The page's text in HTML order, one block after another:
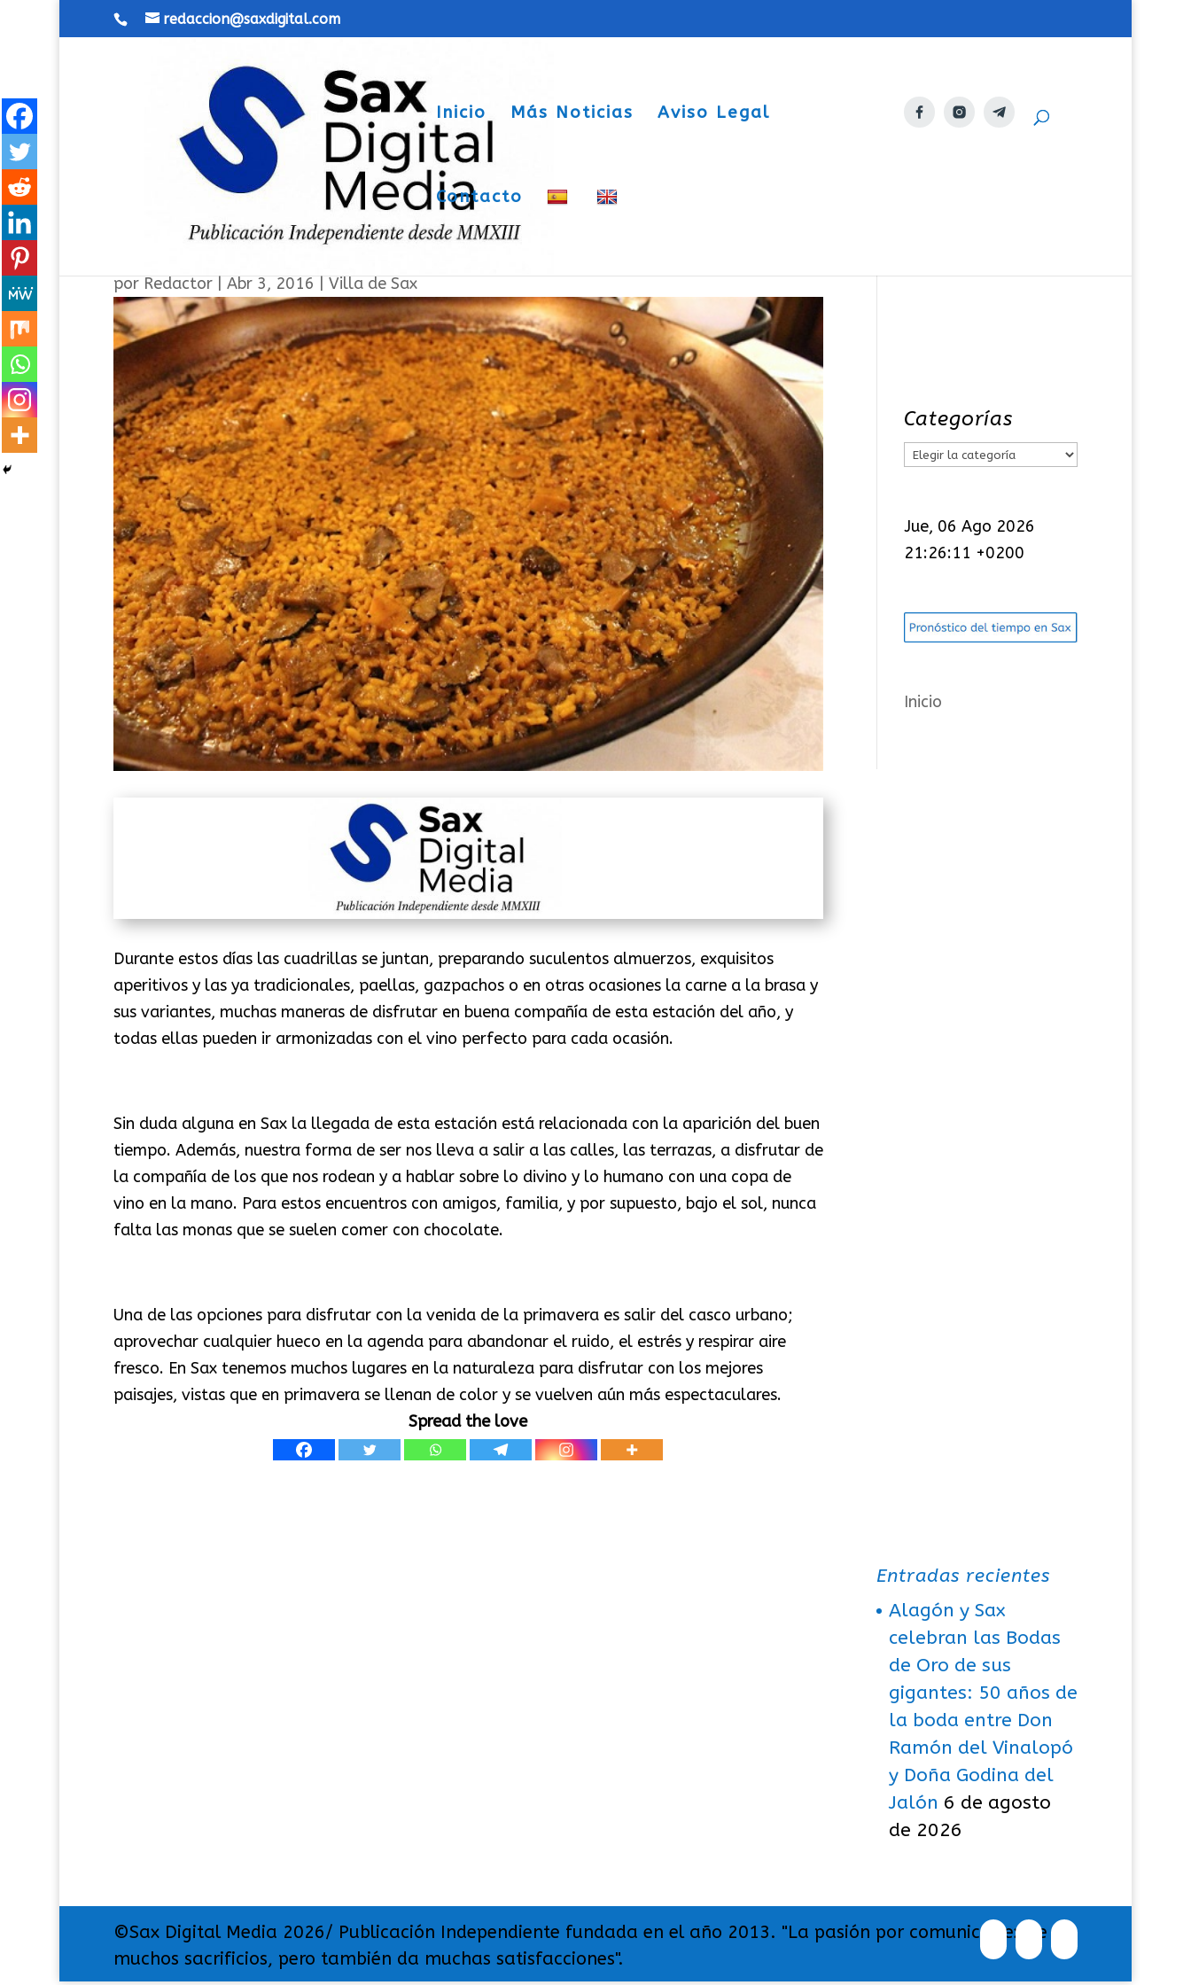
redaccion@saxdigital.com
Inicio Más Noticias Aviso Legal
Contacto
Sax celebro el día de “To el día”
por Redactor| Abr 3, 2016 Villa de Sax
Durante estos días las cuadrillas se juntan, preparando suculentos almuerzos, exquisitos
aperitivos y las ya tradicionales, paellas, gazpachos o en otras ocasiones la carne a la brasa y
sus variantes, muchas maneras de disfrutar en buena compañía de esta estación del año, y
todas ellas pueden ir armonizadas con el vino perfecto para cada ocasión.
Sin duda alguna en Sax la llegada de esta estación está relacionada con la aparición del buen
tiempo. Además, nuestra forma de ser nos lleva a salir a las calles, las terrazas, a disfrutar de
la compañía de los que nos rodean y a hablar sobre lo divino y lo humano con una copa de
vino en la mano. Para estos encuentros con amigos, familia, y por supuesto, bajo el sol, nunca
falta las monas que se suelen comer con chocolate.
Una de las opciones para disfrutar con la venida de la primavera es salir del casco urbano;
aprovechar cualquier hueco en la agenda para abandonar el ruido, el estrés y respirar aire
fresco. En Sax tenemos muchos lugares en la naturaleza para disfrutar con los mejores
paisajes, vistas que en primavera se llenan de color y se vuelven aún más espectaculares.
Spread the love
Categorías
C
e
g
r
í
s
Jue, 06 Ago 2026
21:26:12 +0200
Inicio
Entradas recientes
Alagón y Sax
celebran las Bodas
de Oro de sus
gigantes: 50 años de
la boda entre Don
Ramón del Vinalopó
y Doña Godina del
Jalón 6 de agosto
de 2026
©Sax Digital Media 2026/ Publicación Independiente fundada en el año 2013. "La pasión por comunicar exige
muchos sacrificios, pero también da muchas satisfacciones".